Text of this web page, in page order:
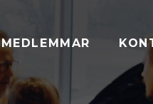
MEDLEMMAR